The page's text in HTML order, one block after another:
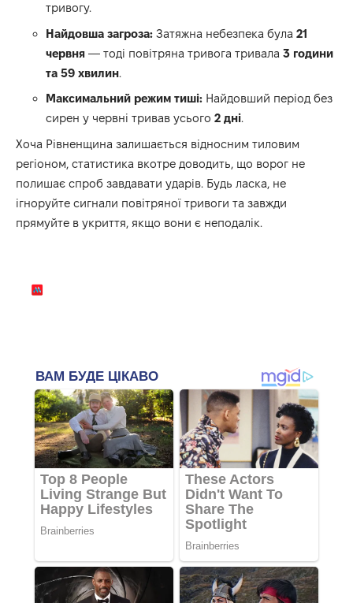
тривогу.
Найдовша загроза:Затяжна небезпека була 21
червня— тоді повітряна тривога тривала 3 години
та 59 хвилин.
Максимальний режим тиші:Найдовший період без
сирен у червні тривав усього 2 дні.
Хоча Рівненщина залишається відносним тиловим
регіоном, статистика вкотре доводить, що ворог не
полишає спроб завдавати ударів. Будь ласка, не
ігноруйте сигнали повітряної тривоги та завжди
прямуйте в укриття, якщо вони є неподалік.